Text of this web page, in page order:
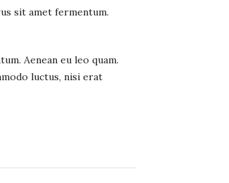
sit amet fermentum.
Aenean eu leo quam.
luctus, nisi erat